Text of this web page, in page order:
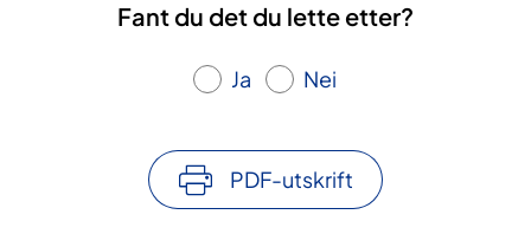
Fant du det du lette etter?
Ja Nei
PDF-utskrift